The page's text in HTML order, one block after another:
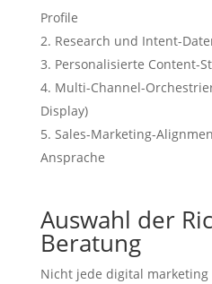
Profile
Research und Intent-
Personalisierte Content-
Multi-Channel-
Display)
Sales-Marketing-
Ansprache
Auswahl der
Beratung
Nicht jede digital